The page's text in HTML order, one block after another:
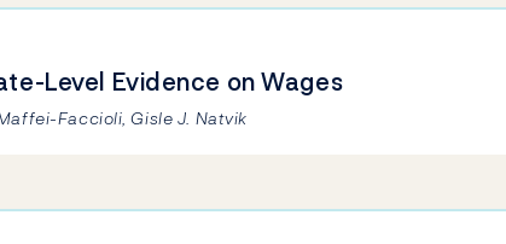
Level Evidence on Wages
Faccioli, Gisle J. Natvik